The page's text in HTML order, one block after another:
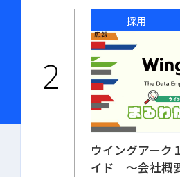
採用
ウイングアーク
イド ～会社概